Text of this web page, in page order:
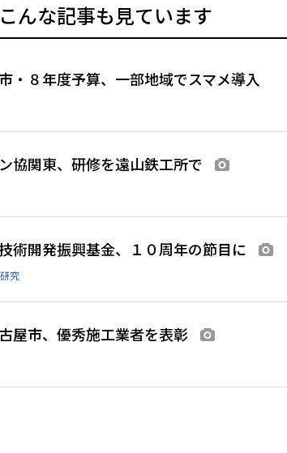
んな記事も見ています
８年度予算、一部地域でスマメ導入
関東、研修を遠山鉄工所で
開発振興基金、１０周年の節目に
究
市、優秀施工業者を表彰